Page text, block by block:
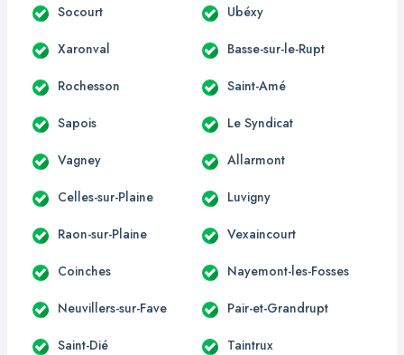
Socourt Ubéxy
Xaronval Basse-sur-le-Rupt
Rochesson Saint-Amé
Sapois Le Syndicat
Vagney Allarmont
Celles-sur-Plaine Luvigny
Raon-sur-Plaine Vexaincourt
Coinches Nayemont-les-Fosses
Neuvillers-sur-Fave Pair-et-Grandrupt
Saint-Dié Taintrux